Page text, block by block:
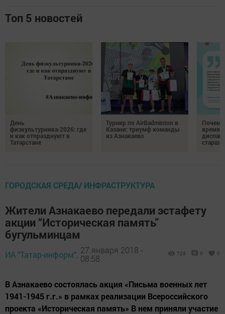
Топ 5 новостей
День
физкультурника‑2026: где
и как отпразднуют в
Татарстане
Турнир по AirBadminton в
Казани: триумф команды
из Азнакаево
время
ГОРОДСКАЯ СРЕДА/ ИНФРАСТРУКТУРА
Жители Азнакаево передали эстафету
акции “Историческая память"
бугульминцам
ИА "Татар-информ", 27 января 2018 -
08:58
729 0 0
В Азнакаево состоялась акция «Письма военных лет
1941-1945 г.г.» в рамках реализации Всероссийского
проекта «Историческая память» В нем приняли участие